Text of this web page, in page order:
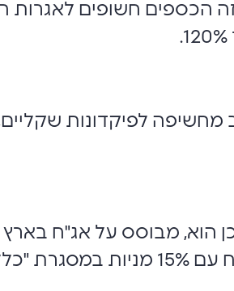
הכספים חשופים לאגרות
לפיקדונות
מבוסס על אג"ח בארץ
לתבל את קרן ההשתלמות שלו בקצת מניות – יכול לבחור